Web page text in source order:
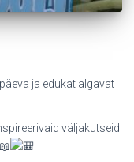
ja edukat algavat
väljakutseid